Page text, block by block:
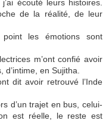
écouté leurs histoires.
de la réalité, de leur
les émotions sont
m’ont confié avoir
en Sujitha.
dit avoir retrouvé l’Inde
d’un trajet en bus, celui-
est réelle, le reste est